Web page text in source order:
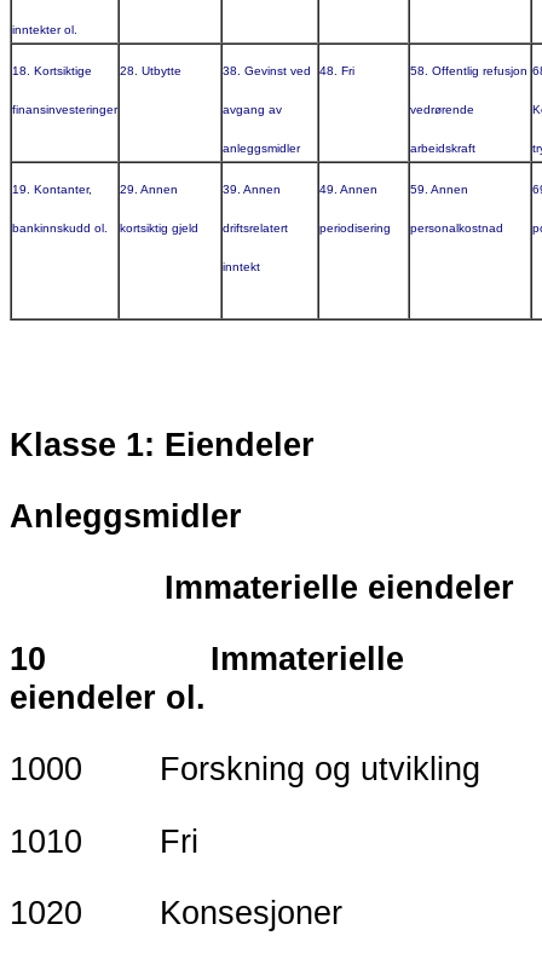
inntekter ol.
18. Kortsiktige
finansinvesteringer
28. Utbytte 38. Gevinst ved
avgang av
anleggsmidler
48. Fri 58. Offentlig refusjon
vedrørende
arbeidskraft
19. Kontanter,
bankinnskudd ol.
29. Annen
kortsiktig gjeld
39. Annen
driftsrelatert
inntekt
49. Annen
periodisering
59. Annen
personalkostnad
Klasse 1: Eiendeler
Anleggsmidler
Immaterielle eiendeler
10 Immaterielle
eiendeler ol.
1000 Forskning og utvikling
1010 Fri
1020 Konsesjoner